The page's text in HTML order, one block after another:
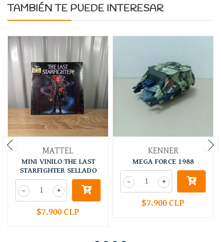
TAMBIÉN TE PUEDE INTERESAR
MATTEL
MINI VINILO THE LAST
STARFIGHTER SELLADO
+
-
$7.900 CLP
KENNER
MEGA FORCE 1988
+
-
$7.900 CLP